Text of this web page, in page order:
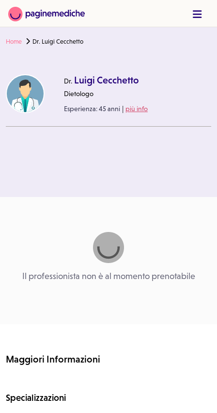
Home Dr. Luigi Cecchetto
Dr. Luigi Cecchetto
Dietologo
Esperienza:45 anni | più info
Il professionista non è al momento prenotabile
Maggiori Informazioni
Specializzazioni